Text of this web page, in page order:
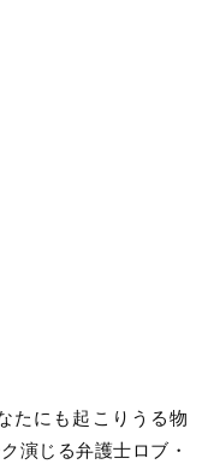
たにも起こりうる物
演じる弁護士ロブ・